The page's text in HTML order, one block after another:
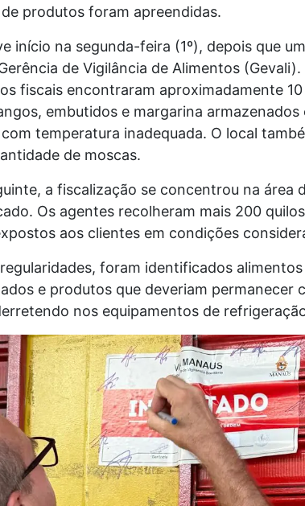
produtos foram apreendidas.
início na segunda-feira (1º), depois que
de Vigilância de Alimentos
fiscais encontraram aproximadamente
embutidos e margarina
temperatura inadequada. O local
de moscas.
a fiscalização se concentrou na área
Os agentes recolheram mais 200
aos clientes em condições
foram identificados
e produtos que deveriam permanecer
nos equipamentos de